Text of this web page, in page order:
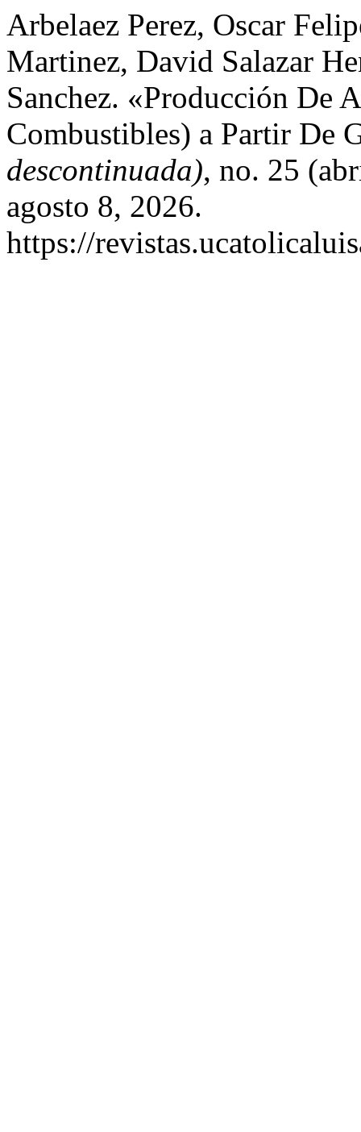
Arbelaez Perez, Oscar
Martinez, David Salazar
Sanchez. «Producción De
Combustibles) a Partir De
descontinuada), no. 25
agosto 8, 2026.
https://